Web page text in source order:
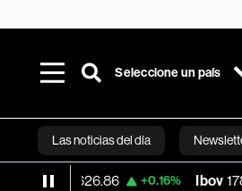
Seleccione un país
Las noticias del día
26,626.86 +0.16% Ibov 178,911.12